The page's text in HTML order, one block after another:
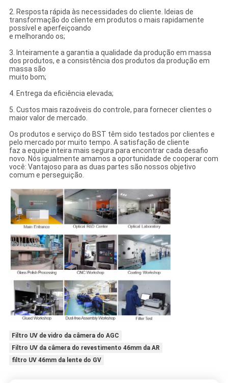
2. Resposta rápida às necessidades do cliente. Ideias de
transformação do cliente em produtos o mais rapidamente
possível e aperfeiçoando
e melhorando os;
3. Inteiramente a garantia a qualidade da produção em massa
dos produtos, e a consistência dos produtos da produção em
massa são
muito bom;
4. Entrega da eficiência elevada;
5. Custos mais razoáveis do controle, para fornecer clientes o
maior valor de mercado.
Os produtos e serviço do BST têm sido testados por clientes e
pelo mercado por muito tempo. A satisfação de cliente
faz a equipe inteira mais segura para encontrar cada desafio
novo. Nós igualmente amamos a oportunidade de cooperar com
você: Vantajoso para as duas partes são nossos objetivo
comum e perseguição.
Filtro UV de vidro da câmera do AGC
Filtro UV da câmera do revestimento 46mm da AR
filtro UV 46mm da lente do GV